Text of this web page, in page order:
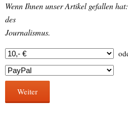
Wenn Ihnen unser Artikel gefallen
des
Journalismus.
Weiter